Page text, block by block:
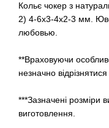
Кольє чокер з
2) 4-6х3-4х2-3 мм.
любовью.
**Враховуючи
незначно
***Зазначені розміри
виготовлення.